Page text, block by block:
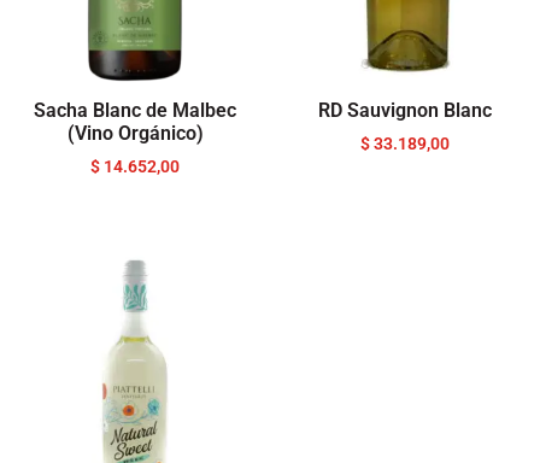
Sacha Blanc de Malbec
(Vino Orgánico)
$ 14.652,00
RD Sauvignon Blanc
$33.189,00